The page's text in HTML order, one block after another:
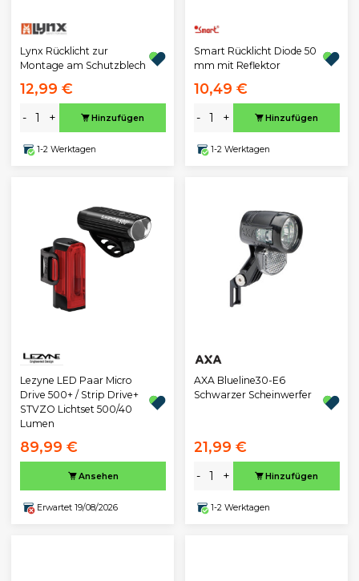
Lynx Rücklicht zur
Montage am Schutzblech
12,99 €
- + Hinzufügen
1-2 Werktagen
Smart Rücklicht Diode 50
mm mit Reflektor
10,49 €
- + Hinzufügen
1-2 Werktagen
Lezyne LED Paar Micro
Drive 500+ / Strip Drive+
STVZO Lichtset 500/40
Lumen
89,99 €
Ansehen
Erwartet 19/08/2026
AXA Blueline30-E6
Schwarzer Scheinwerfer
21,99 €
- + Hinzufügen
1-2 Werktagen